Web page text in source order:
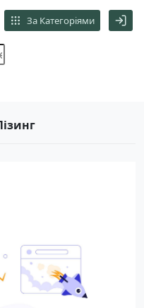
За Категоріями